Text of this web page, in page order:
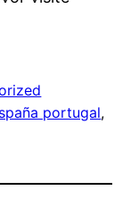
portugal